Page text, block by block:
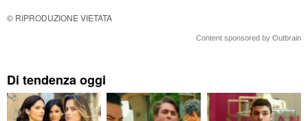
© RIPRODUZIONE VIETATA
Content sponsored by Outbrain
Di tendenza oggi